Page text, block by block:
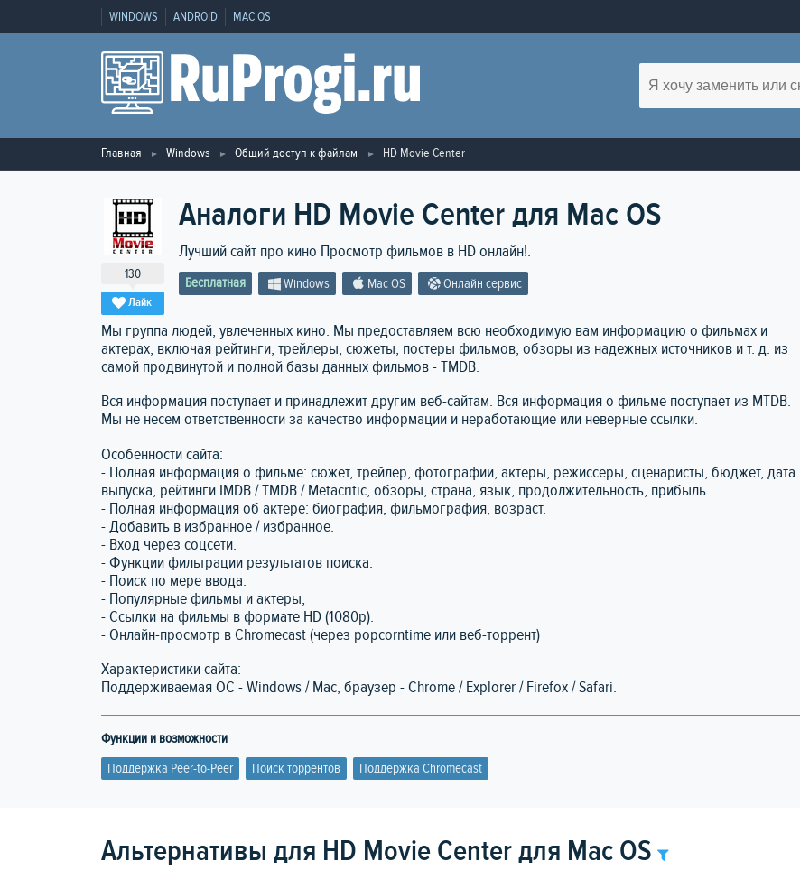
WINDOWS ANDROID MAC OS
Главная Windows Общий доступ к файлам HD Movie Center
130
Лайк
Аналоги HD Movie Center для Mac OS
Лучший сайт про кино Просмотр фильмов в HD онлайн!.
Бесплатная Windows Mac OS Онлайн сервис
Мы группа людей, увлеченных кино. Мы предоставляем всю необходимую вам информацию о фильмах и
актерах, включая рейтинги, трейлеры, сюжеты, постеры фильмов, обзоры из надежных источников и т. д. из
самой продвинутой и полной базы данных фильмов - TMDB.
Вся информация поступает и принадлежит другим веб-сайтам. Вся информация о фильме поступает из MTDB.
Мы не несем ответственности за качество информации и неработающие или неверные ссылки.
Особенности сайта:
- Полная информация о фильме: сюжет, трейлер, фотографии, актеры, режиссеры, сценаристы, бюджет, дата
выпуска, рейтинги IMDB / TMDB / Metacritic, обзоры, страна, язык, продолжительность, прибыль.
- Полная информация об актере: биография, фильмография, возраст.
- Добавить в избранное / избранное.
- Вход через соцсети.
- Функции фильтрации результатов поиска.
- Поиск по мере ввода.
- Популярные фильмы и актеры,
- Ссылки на фильмы в формате HD (1080p).
- Онлайн-просмотр в Chromecast (через popcorntime или веб-торрент)
Характеристики сайта:
Поддерживаемая ОС - Windows / Mac, браузер - Chrome / Explorer / Firefox / Safari.
Функции и возможности
Поддержка Peer-to-Peer
Поиск торрентов Поддержка Chromecast
Альтернативы для HD Movie Center для Mac OS